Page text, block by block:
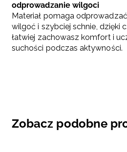
odprowadzanie wilgoci
Materiał pomaga odprowadzać
wilgoć i szybciej schnie, dzięki
łatwiej zachowasz komfort i
suchości podczas aktywności.
Zobacz podobne